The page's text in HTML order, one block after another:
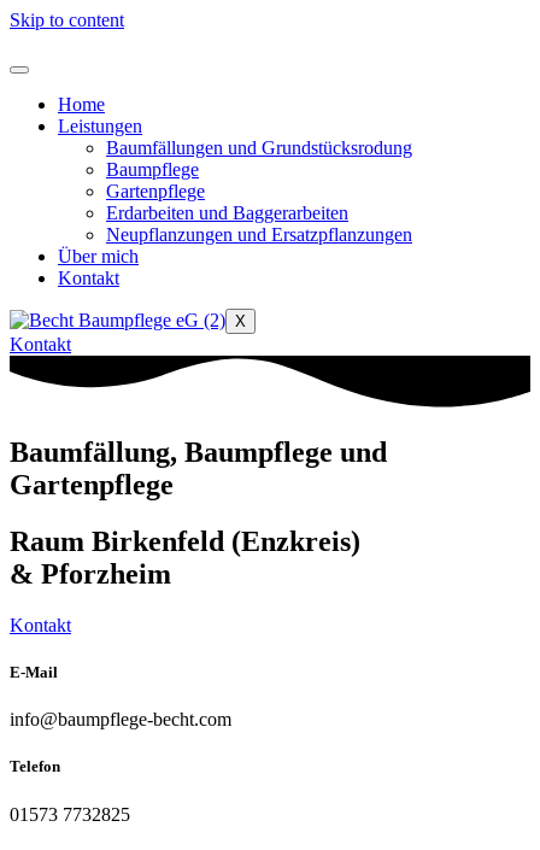
Skip to content
Home
Leistungen
Baumfällungen und Grundstücksrodung
Baumpflege
Gartenpflege
Erdarbeiten und Baggerarbeiten
Neupflanzungen und Ersatzpflanzungen
Über mich
Kontakt
X
Kontakt
Baumfällung, Baumpflege und
Gartenpflege
Raum Birkenfeld (Enzkreis)
& Pforzheim
Kontakt
E-Mail
info@baumpflege-becht.com
Telefon
01573 7732825